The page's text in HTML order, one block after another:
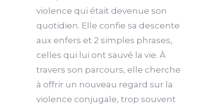
violence qui était devenue son
quotidien. Elle confie sa descente
aux enfers et 2 simples phrases,
celles qui lui ont sauvé la vie. À
travers son parcours, elle cherche
à offrir un nouveau regard sur la
violence conjugale, trop souvent